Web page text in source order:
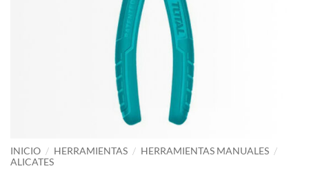
INICIO / HERRAMIENTAS / HERRAMIENTAS MANUALES /
ALICATES